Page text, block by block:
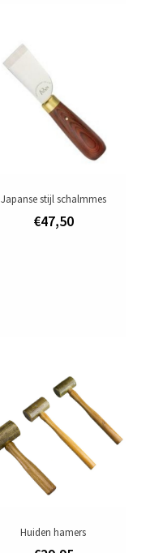
Japanse stijl schalmmes
€47,50
Huiden hamers